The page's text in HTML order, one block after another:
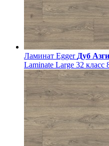
Ламинат Egger Дуб
Laminate Large 32